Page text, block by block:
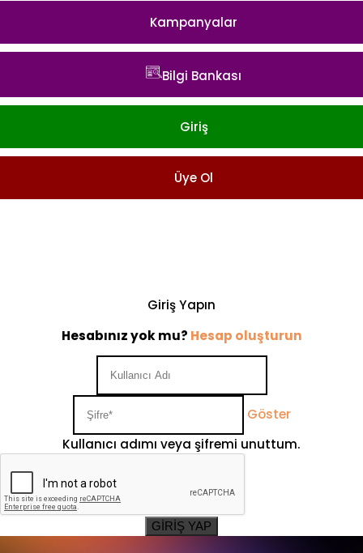
Kampanyalar
Bilgi Bankası
Giriş
Üye Ol
Giriş Yapın
Hesabınız yok mu? Hesap oluşturun
Göster
Kullanıcı adımı veya şifremi unuttum.
GİRİŞ YAP